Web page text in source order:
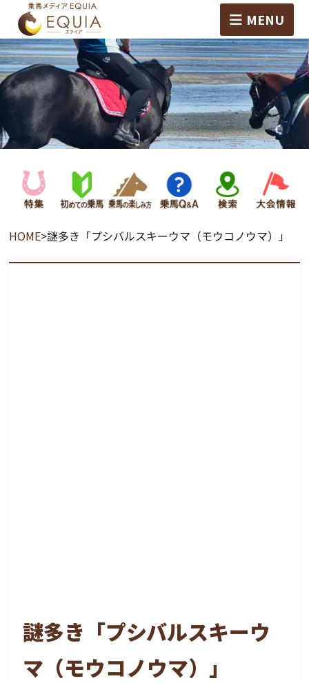
MENU
HOME>謎多き「プシバルスキーウマ（モウコノウマ）」
謎多き「プシバルスキーウ
マ（モウコノウマ）」